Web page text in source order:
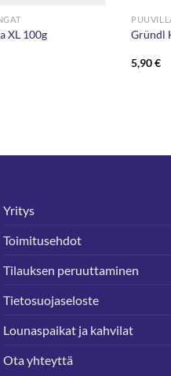
XL 100g Gründl
5,90€
Yritys
Toimitusehdot
Tilauksen peruuttaminen
Tietosuojaseloste
Lounaspaikat ja kahvilat
Ota yhteyttä